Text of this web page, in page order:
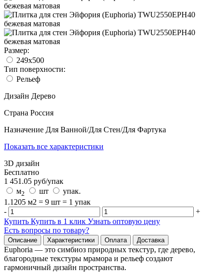
Размер:
249x500
Тип поверхности:
Рельеф
Дизайн Дерево
Страна Россия
Назначение Для Ванной/Для Стен/Для Фартука
Показать все характеристики
3D дизайн
Бесплатно
1 451.05 руб/упак
м2 шт
упак.
1.1205 м2 = 9 шт = 1 упак
-
+
Купить Купить в 1 клик Узнать оптовую цену
Есть вопросы по товару?
Описание Характеристики Оплата Доставка
Euphoria — это симбиоз природных текстур, где дерево,
благородные текстуры мрамора и рельеф создают
гармоничный дизайн пространства.